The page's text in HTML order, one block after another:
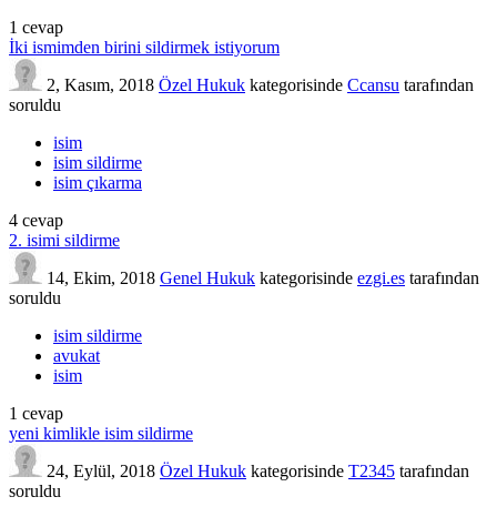
1 cevap
İki ismimden birini sildirmek istiyorum
2, Kasım, 2018 Özel Hukuk kategorisinde Ccansu tarafından
soruldu
isim
isim sildirme
isim çıkarma
4 cevap
2. isimi sildirme
14, Ekim, 2018 Genel Hukuk kategorisinde ezgi.es tarafından
soruldu
isim sildirme
avukat
isim
1 cevap
yeni kimlikle isim sildirme
24, Eylül, 2018 Özel Hukuk kategorisinde T2345 tarafından
soruldu